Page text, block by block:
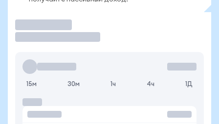
15м 30м 1ч 4ч 1Д